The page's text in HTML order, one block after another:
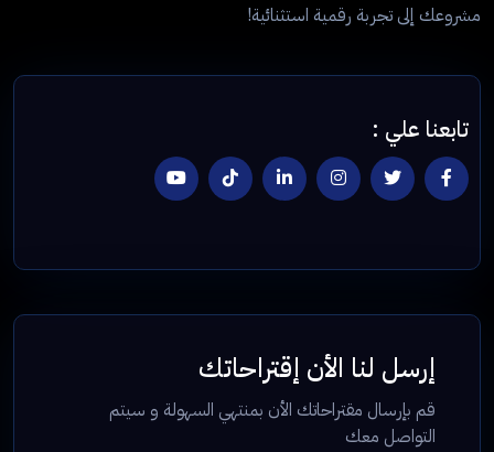
مشروعك إلى تجربة رقمية استثنائية!
تابعنا علي :
إرسل لنا الأن إقتراحاتك
قم بإرسال مقتراحاتك الأن بمنتهي السهولة و سيتم
التواصل معك